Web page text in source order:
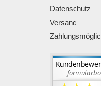
Datenschutz
Versand